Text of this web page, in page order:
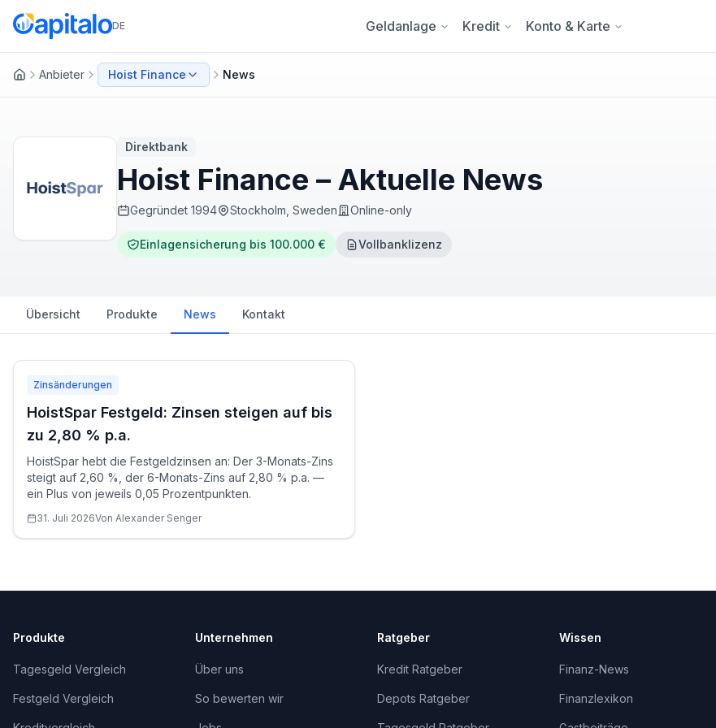
DE Geldanlage Kredit Konto & Karte
Anbieter Hoist Finance News
Direktbank
Hoist Finance – Aktuelle News
Gegründet 1994 Stockholm, Sweden Online-only
Einlagensicherung bis 100.000 € Vollbanklizenz
Übersicht Produkte News Kontakt
Zinsänderungen
HoistSpar Festgeld: Zinsen steigen auf bis
zu 2,80 % p.a.
HoistSpar hebt die Festgeldzinsen an: Der 3-Monats-Zins
steigt auf 2,60 %, der 6-Monats-Zins auf 2,80 % p.a. —
ein Plus von jeweils 0,05 Prozentpunkten.
31. Juli 2026Von Alexander Senger
Produkte
Tagesgeld Vergleich
Festgeld Vergleich
Unternehmen
Über uns
So bewerten wir
Ratgeber
Kredit Ratgeber
Depots Ratgeber
Wissen
Finanz-News
Finanzlexikon